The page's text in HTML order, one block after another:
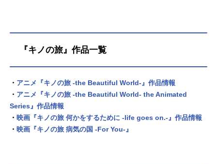
『キノの旅』作品一覧
・ アニメ『キノの旅 -the Beautiful World-』作品情報
・ アニメ『キノの旅 -the Beautiful World- the Animated
Series』作品情報
・ 映画『キノの旅 何かをするために -life goes on.-』作品情報
・ 映画『キノの旅 病気の国 -For You-』